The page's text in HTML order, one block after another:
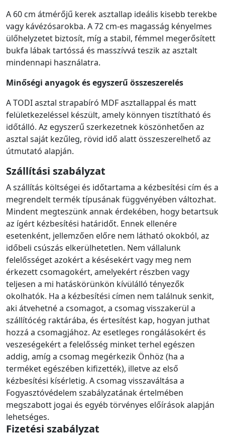
A 60 cm átmérőjű kerek asztallap ideális kisebb terekbe
vagy kávézósarokba. A 72 cm-es magasság kényelmes
ülőhelyzetet biztosít, míg a stabil, fémmel megerősített
bukfa lábak tartóssá és masszívvá teszik az asztalt
mindennapi használatra.
Minőségi anyagok és egyszerű összeszerelés
A TODI asztal strapabíró MDF asztallappal és matt
felületkezeléssel készült, amely könnyen tisztítható és
időtálló. Az egyszerű szerkezetnek köszönhetően az
asztal saját kezűleg, rövid idő alatt összeszerelhető az
útmutató alapján.
Szállítási szabályzat
A szállítás költségei és időtartama a kézbesítési cím és a
megrendelt termék típusának függvényében változhat.
Mindent megteszünk annak érdekében, hogy betartsuk
az ígért kézbesítési határidőt. Ennek ellenére
esetenként, jellemzően előre nem látható okokból, az
időbeli csúszás elkerülhetetlen. Nem vállalunk
felelősséget azokért a késésekért vagy meg nem
érkezett csomagokért, amelyekért részben vagy
teljesen a mi hatáskörünkön kívülálló tényezők
okolhatók. Ha a kézbesítési címen nem találnuk senkit,
aki átvehetné a csomagot, a csomag visszakerül a
szállítócég raktárába, és értesítést kap, hogyan juthat
hozzá a csomagjához. Az esetleges rongálásokért és
veszeségekért a felelősség minket terhel egészen
addig, amíg a csomag megérkezik Önhöz (ha a
terméket egészében kifizették), illetve az első
kézbesítési kísérletig. A csomag visszaváltása a
Fogyasztóvédelem szabályzatának értelmében
megszabott jogai és egyéb törvényes előírások alapján
lehetséges.
Fizetési szabályzat